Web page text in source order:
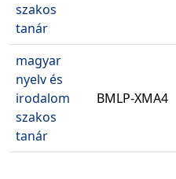
szakos
tanár
magyar
nyelv és
irodalom
szakos
tanár
BMLP-XMA4